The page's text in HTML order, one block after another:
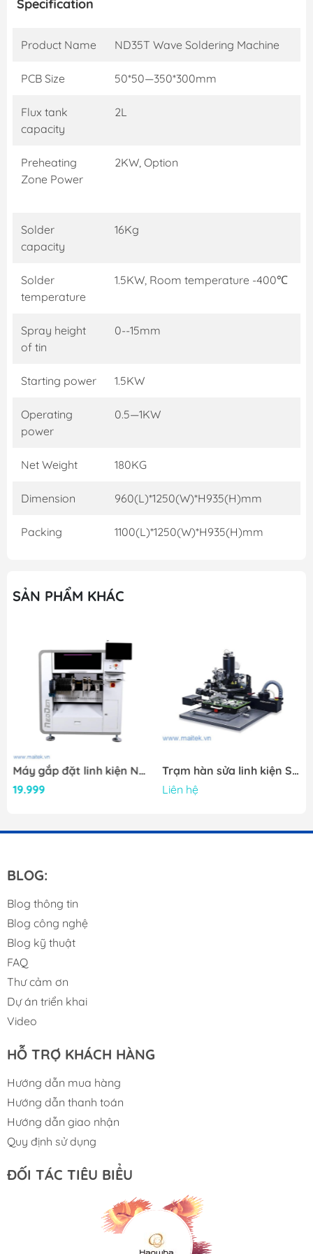
Specification
Product Name ND35T Wave Soldering Machine
PCB Size 50*50—350*300mm
Flux tank
capacity
2L
Preheating
Zone Power
2KW, Option
Solder
capacity
16Kg
Solder
temperature
1.5KW, Room temperature -400℃
Spray height
of tin
0--15mm
Starting power 1.5KW
Operating
power
0.5—1KW
Net Weight 180KG
Dimension 960(L)*1250(W)*H935(H)mm
Packing 1100(L)*1250(W)*H935(H)mm
SẢN PHẨM KHÁC
Máy gắp đặt linh kiện NeoDen 10P
19.999
Trạm hàn sửa linh kiện SMD FINEPLACER® pico rs
Liên hệ
BLOG:
Blog thông tin
Blog công nghệ
Blog kỹ thuật
FAQ
Thư cảm ơn
Dự án triển khai
Video
HỖ TRỢ KHÁCH HÀNG
Hướng dẫn mua hàng
Hướng dẫn thanh toán
Hướng dẫn giao nhận
Quy định sử dụng
ĐỐI TÁC TIÊU BIỂU